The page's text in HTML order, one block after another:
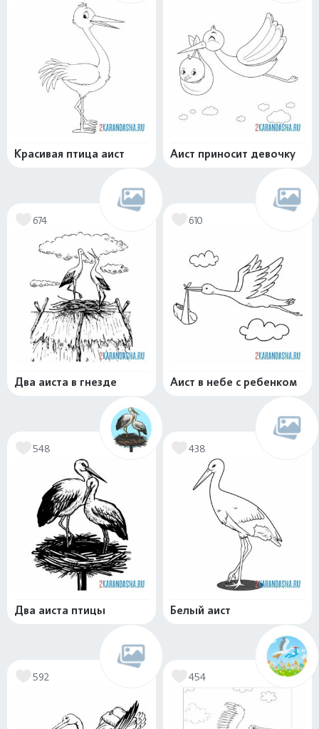
Красивая птица аист Аист приносит девочку
674
Два аиста в гнезде
610
Аист в небе с ребенком
548
Два аиста птицы
438
Белый аист
592 454